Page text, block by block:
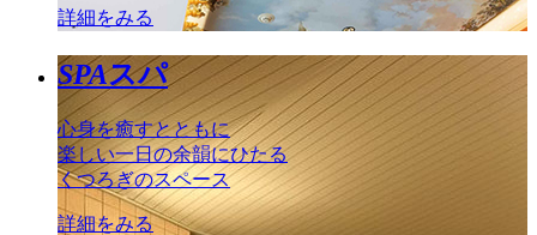
詳細をみる
SPAスパ
心身を癒すとともに
楽しい一日の余韻にひたる
くつろぎのスペース
詳細をみる